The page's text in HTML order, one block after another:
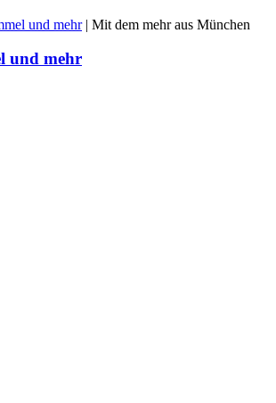
und mehr| Mit dem mehr aus München
und mehr